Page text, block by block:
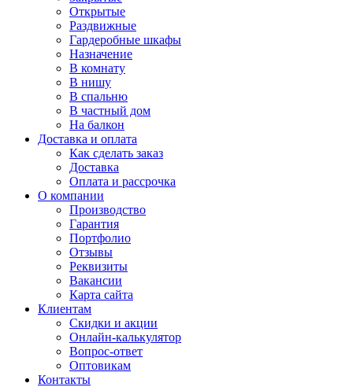
Открытые
Раздвижные
Гардеробные шкафы
Назначение
В комнату
В нишу
В спальню
В частный дом
На балкон
Доставка и оплата
Как сделать заказ
Доставка
Оплата и рассрочка
О компании
Производство
Гарантия
Портфолио
Отзывы
Реквизиты
Вакансии
Карта сайта
Клиентам
Скидки и акции
Онлайн-калькулятор
Вопрос-ответ
Оптовикам
Контакты